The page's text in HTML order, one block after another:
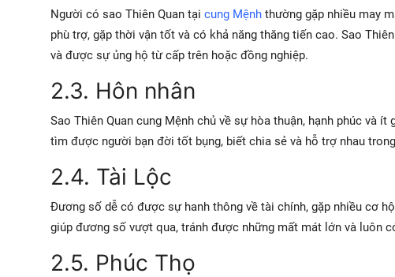
Người có sao Thiên Quan tại cung Mệnh thường gặp nhiều may
phù trợ, gặp thời vận tốt và có khả năng thăng tiến cao. Sao
và được sự ủng hộ từ cấp trên hoặc đồng nghiệp.
2.3. Hôn nhân
Sao Thiên Quan cung Mệnh chủ về sự hòa thuận, hạnh phúc và
tìm được người bạn đời tốt bụng, biết chia sẻ và hỗ trợ nhau
2.4. Tài Lộc
Đương số dễ có được sự hanh thông về tài chính, gặp nhiều cơ
giúp đương số vượt qua, tránh được những mất mát lớn và luôn
2.5. Phúc Thọ